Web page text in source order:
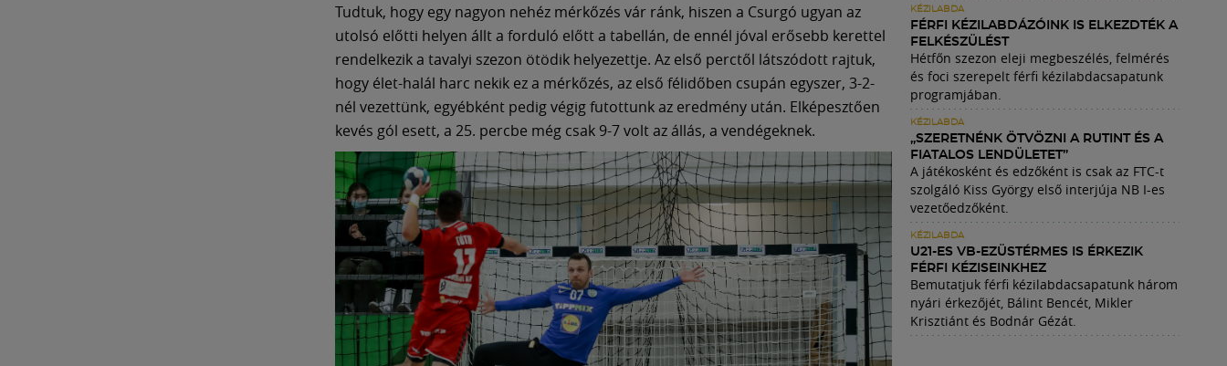
Tudtuk, hogy egy nagyon nehéz mérkőzés vár ránk, hiszen a Csurgó ugyan az
utolsó előtti helyen állt a forduló előtt a tabellán, de ennél jóval erősebb kerettel
rendelkezik a tavalyi szezon ötödik helyezettje. Az első perctől látszódott rajtuk,
hogy élet-halál harc nekik ez a mérkőzés, az első félidőben csupán egyszer, 3-2-
nél vezettünk, egyébként pedig végig futottunk az eredmény után. Elképesztően
kevés gól esett, a 25. percbe még csak 9-7 volt az állás, a vendégeknek.
KÉZILABDA
FÉRFI KÉZILABDÁZÓINK IS ELKEZDTÉK A
FELKÉSZÜLÉST
Hétfőn szezon eleji megbeszélés, felmérés
és foci szerepelt férfi kézilabdacsapatunk
programjában.
KÉZILABDA
„SZERETNÉNK ÖTVÖZNI A RUTINT ÉS A
FIATALOS LENDÜLETET”
A játékosként és edzőként is csak az FTC-t
szolgáló Kiss György első interjúja NB I-es
vezetőedzőként.
KÉZILABDA
U21-ES VB-EZÜSTÉRMES IS ÉRKEZIK
FÉRFI KÉZISEINKHEZ
Bemutatjuk férfi kézilabdacsapatunk három
nyári érkezőjét, Bálint Bencét, Mikler
Krisztiánt és Bodnár Gézát.